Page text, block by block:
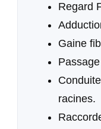
Regard
Gaine
racines.